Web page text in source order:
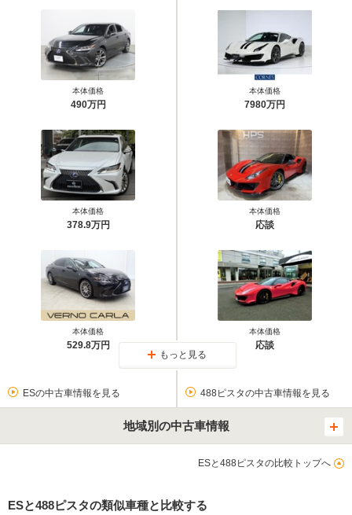
本体価格
490万円
本体価格
378.9万円
本体価格
529.8万円
本体価格
7980万円
本体価格
応談
本体価格
応談
もっと見る
ESの中古車情報を見る 488ピスタの中古車情報を見る
地域別の中古車情報
ESと488ピスタの比較トップへ
ESと488ピスタの類似車種と比較する